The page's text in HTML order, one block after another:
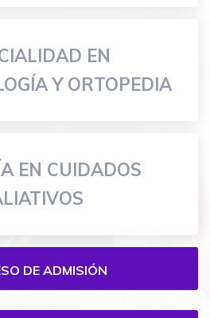
EN
Y ORTOPEDIA
EN CUIDADOS
DE ADMISIÓN